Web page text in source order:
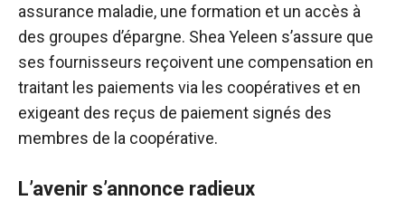
assurance maladie, une formation et un accès à
des groupes d’épargne. Shea Yeleen s’assure que
ses fournisseurs reçoivent une compensation en
traitant les paiements via les coopératives et en
exigeant des reçus de paiement signés des
membres de la coopérative.
L’avenir s’annonce radieux